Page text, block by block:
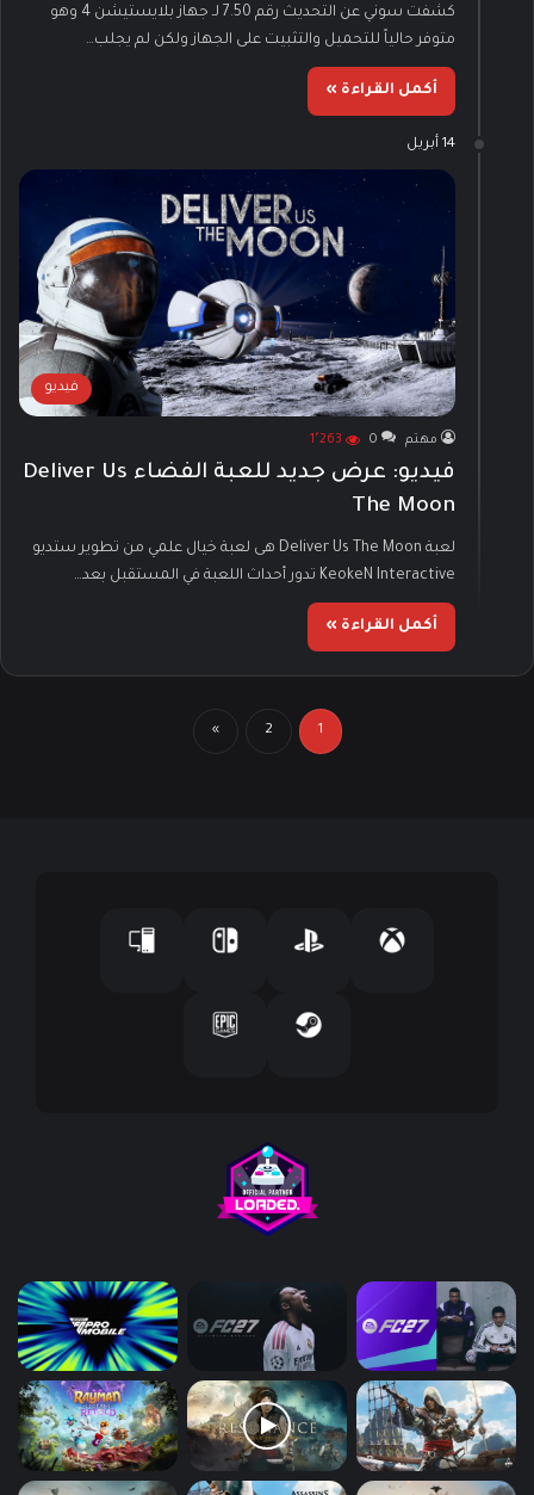
كشفت سوني عن التحديث رقم 7.50 لـ جهاز بلايستيشن 4 وهو
متوفر حالياً للتحميل والتثبيت على الجهاز ولكن لم يجلب…
أكمل القراءة »
14 أبريل
فيديو
مهتم 0 1٬263
فيديو: عرض جديد للعبة الفضاء Deliver Us
The Moon
لعبة Deliver Us The Moon هى لعبة خيال علمي من تطوير ستديو
KeokeN Interactive تدور أحداث اللعبة في المستقبل بعد…
أكمل القراءة »
1
2
»